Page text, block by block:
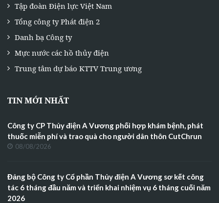
Tập đoàn Điện lực Việt Nam
Tổng công ty Phát điện 2
Danh bạ Công ty
Mực nước các hồ thủy điện
Trung tâm dự báo KTTV Trung ương
TIN MỚI NHẤT
Công ty CP Thủy điện A Vương phối hợp khám bệnh, phát
thuốc miễn phí và trao quà cho người dân thôn CutChrun
08/08/2026
Đảng bộ Công ty Cổ phần Thủy điện A Vương sơ kết công
tác 6 tháng đầu năm và triển khai nhiệm vụ 6 tháng cuối năm
2026